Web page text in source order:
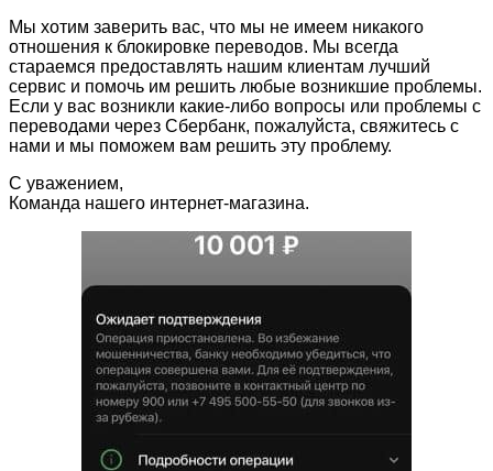
Мы хотим заверить вас, что мы не имеем никакого
отношения к блокировке переводов. Мы всегда
стараемся предоставлять нашим клиентам лучший
сервис и помочь им решить любые возникшие проблемы.
Если у вас возникли какие-либо вопросы или проблемы с
переводами через Сбербанк, пожалуйста, свяжитесь с
нами и мы поможем вам решить эту проблему.
С уважением,
Команда нашего интернет-магазина.